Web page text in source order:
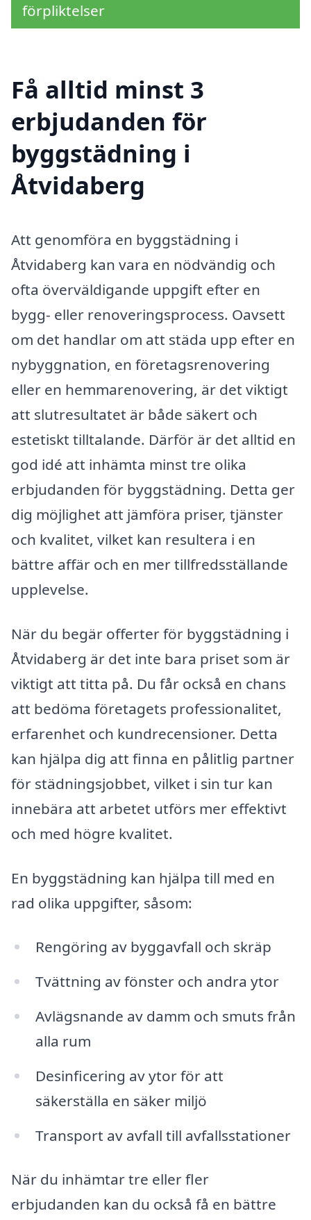
förpliktelser
Få alltid minst 3
erbjudanden för
byggstädning i
Åtvidaberg
Att genomföra en byggstädning i
Åtvidaberg kan vara en nödvändig och
ofta överväldigande uppgift efter en
bygg- eller renoveringsprocess. Oavsett
om det handlar om att städa upp efter en
nybyggnation, en företagsrenovering
eller en hemmarenovering, är det viktigt
att slutresultatet är både säkert och
estetiskt tilltalande. Därför är det alltid en
god idé att inhämta minst tre olika
erbjudanden för byggstädning. Detta ger
dig möjlighet att jämföra priser, tjänster
och kvalitet, vilket kan resultera i en
bättre affär och en mer tillfredsställande
upplevelse.
När du begär offerter för byggstädning i
Åtvidaberg är det inte bara priset som är
viktigt att titta på. Du får också en chans
att bedöma företagets professionalitet,
erfarenhet och kundrecensioner. Detta
kan hjälpa dig att finna en pålitlig partner
för städningsjobbet, vilket i sin tur kan
innebära att arbetet utförs mer effektivt
och med högre kvalitet.
En byggstädning kan hjälpa till med en
rad olika uppgifter, såsom:
Rengöring av byggavfall och skräp
Tvättning av fönster och andra ytor
Avlägsnande av damm och smuts från
alla rum
Desinficering av ytor för att
säkerställa en säker miljö
Transport av avfall till avfallsstationer
När du inhämtar tre eller fler
erbjudanden kan du också få en bättre